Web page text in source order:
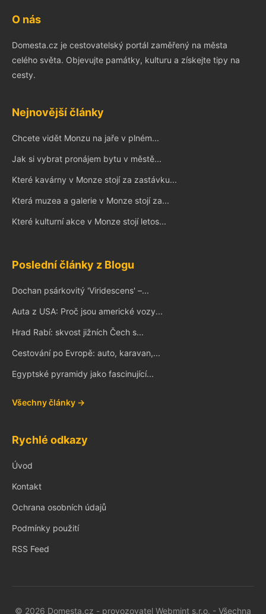
O nás
Domesta.cz je cestovatelský portál zaměřený na města
celého světa. Objevujte památky, kulturu a získejte tipy na
cesty.
Nejnovější články
Chcete vidět Monzu na jaře v plném...
Jak si vybrat pronájem bytu v městě...
Které kavárny v Monze stojí za zastávku...
Která muzea a galerie v Monze stojí za...
Které kulturní akce v Monze stojí letos...
Poslední články z Blogu
Dochan psárkovitý 'Viridescens' –...
Auta z USA: Proč jsou americké vozy...
Hrad Rabí: skvost jižních Čech s...
Cestování po Evropě: auto, karavan,...
Egyptské pyramidy jako fascinující...
Všechny články →
Rychlé odkazy
Úvod
Kontakt
Ochrana osobních údajů
Podmínky použití
RSS Feed
© 2026 Domesta.cz - provozovatel Webmint s.r.o. - Všechna